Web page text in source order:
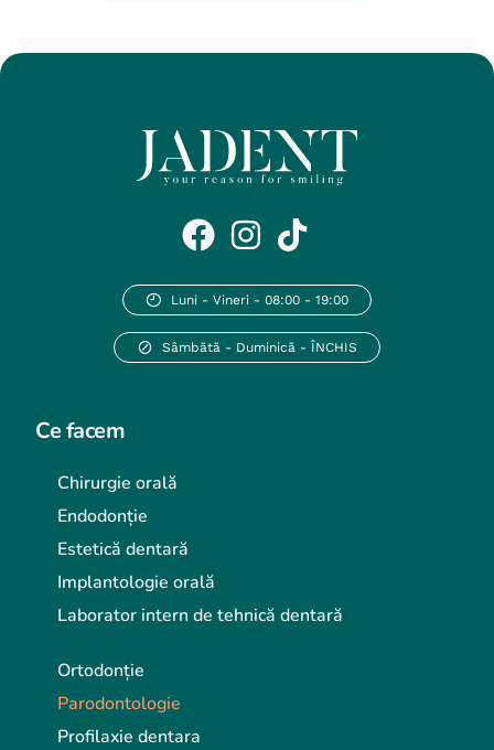
Luni - Vineri - 08:00 - 19:00
Sâmbătă - Duminică - ÎNCHIS
Ce facem
Chirurgie orală
Endodonție
Estetică dentară
Implantologie orală
Laborator intern de tehnică dentară
Ortodonție
Parodontologie
Profilaxie dentara